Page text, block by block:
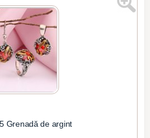
Grenadă de argint